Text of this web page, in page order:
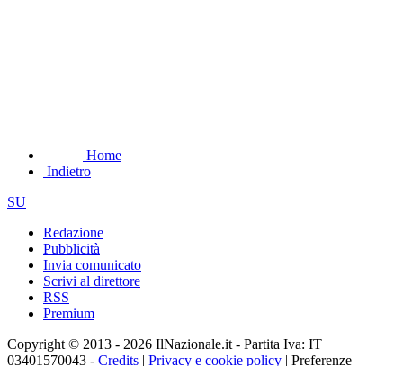
Home
Indietro
SU
Redazione
Pubblicità
Invia comunicato
Scrivi al direttore
RSS
Premium
Copyright © 2013 - 2026 IlNazionale.it - Partita Iva: IT
03401570043 - Credits | Privacy e cookie policy | Preferenze